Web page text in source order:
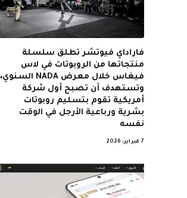
فاراداي فيوتشر تطلق سلسلة
منتجاتها من الروبوتات في لاس
فيغاس خلال معرض NADA السنوي،
وتستهدف أن تصبح أول شركة
أمريكية تقوم بتسليم روبوتات
بشرية ورباعية الأرجل في الوقت
نفسه
7 فبراير، 2026